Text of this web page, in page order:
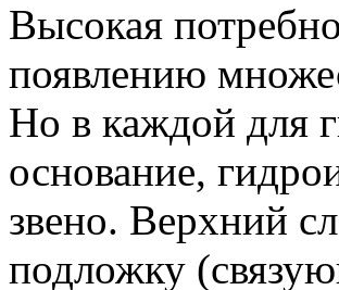
Высокая
появлению
Но в каждой для
основание,
звено. Верхний
подложку